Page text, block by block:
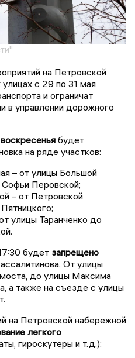
на Петровской
с 29 по 31 мая
и ограничат
в управлении дорожного
воскресенья будет
на ряде участков:
– от улицы Большой
Перовской;
– от Петровской
улицы Таранченко до
будет запрещено
От улицы
до улицы Максима
а также на съезде с улицы
на Петровской набережной
легкого
гироскутеры и т.д.):